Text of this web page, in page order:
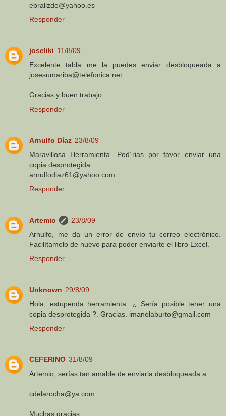
ebralizde@yahoo.es
Responder
joseliki 11/8/09
Excelente tabla me la puedes enviar desbloqueada a
josesumariba@telefonica.net
Gracias y buen trabajo.
Responder
Arnulfo Díaz 23/8/09
Maravillosa Herramienta. Pod´rias por favor enviar una
copia desprotegida.
arnulfodiaz61@yahoo.com
Responder
Artemio
23/8/09
Arnulfo, me da un error de envío tu correo electrónico.
Facilítamelo de nuevo para poder enviarte el libro Excel.
Responder
Unknown 29/8/09
Hola, estupenda herramienta. ¿ Sería posible tener una
copia desprotegida ?. Gracias. imanolaburto@gmail.com
Responder
CEFERINO 31/8/09
Artemio, serías tan amable de enviarla desbloqueada a:
cdelarocha@ya.com
Muchas gracias